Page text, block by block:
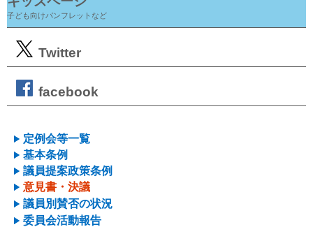
子ども向けパンフレットなど
Twitter
facebook
定例会等一覧
基本条例
議員提案政策条例
意見書・決議
議員別賛否の状況
委員会活動報告